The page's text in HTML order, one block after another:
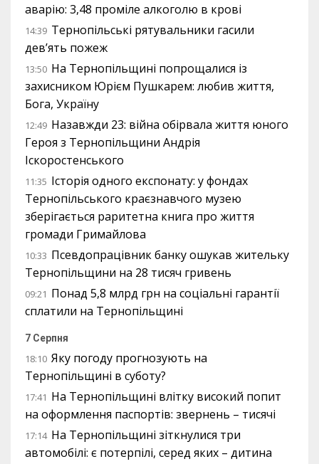
аварію: 3,48 проміле алкоголю в крові
14:39 Тернопільські рятувальники гасили
дев’ять пожеж
13:50 На Тернопільщині попрощалися із
захисником Юрієм Пушкарем: любив життя,
Бога, Україну
12:49 Назавжди 23: війна обірвала життя юного
Героя з Тернопільщини Андрія
Іскоростенського
11:35 Історія одного експонату: у фондах
Тернопільського краєзнавчого музею
зберігається раритетна книга про життя
громади Гримайлова
10:33 Псевдопрацівник банку ошукав жительку
Тернопільщини на 28 тисяч гривень
09:21 Понад 5,8 млрд грн на соціальні гарантії
сплатили на Тернопільщині
7 Серпня
18:10 Яку погоду прогнозують на
Тернопільщині в суботу?
17:41 На Тернопільщині влітку високий попит
на оформлення паспортів: звернень – тисячі
17:14 На Тернопільщині зіткнулися три
автомобілі: є потерпілі, серед яких – дитина